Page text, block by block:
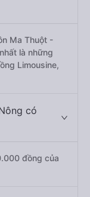
Ma Thuột -
là những
Limousine,
có
đồng của